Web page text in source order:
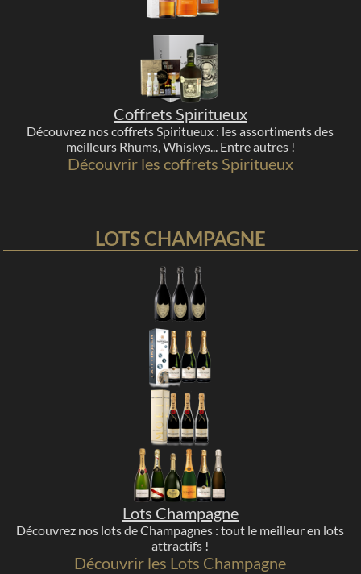
Coffrets Spiritueux
Découvrez nos coffrets Spiritueux : les assortiments des
meilleurs Rhums, Whiskys... Entre autres !
Découvrir les coffrets Spiritueux
LOTS CHAMPAGNE
Lots Champagne
Découvrez nos lots de Champagnes : tout le meilleur en lots
attractifs !
Découvrir les Lots Champagne